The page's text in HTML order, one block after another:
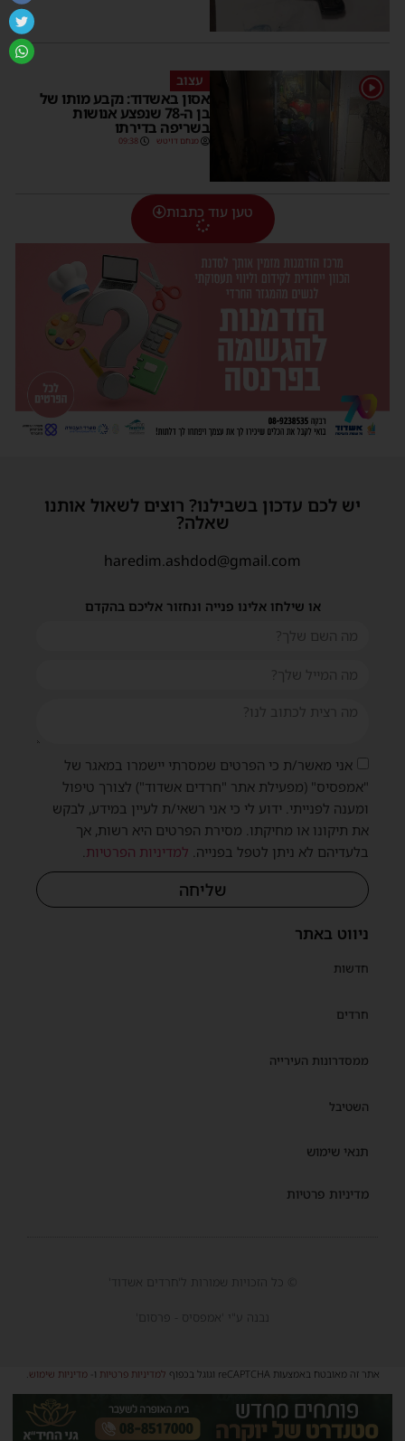
1 עצוב
אסון באשדוד: נקבע מותו של
בן ה-78 שנפצע אנושות
בשריפה בדירתו
מנחם דויטש 09:38
טען עוד כתבות
ניווט באתר
חדשות
חרדים
ממסדרונות העירייה
השטיבל
תנאי שימוש
מדיניות פרטיות
יש לכם עדכון בשבילנו? רוצים לשאול אותנו
שאלה?
haredim.ashdod@gmail.com
או שילחו אלינו פנייה ונחזור אליכם בהקדם
אני מאשר/ת כי הפרטים שמסרתי יישמרו במאגר של
"אמפסיס" (מפעילת אתר "חרדים אשדוד") לצורך טיפול
ומענה לפנייתי. ידוע לי כי אני רשאי/ת לעיין במידע, לבקש
את תיקונו או מחיקתו. מסירת הפרטים היא רשות, אך
בלעדיהם לא ניתן לטפל בפנייה. למדיניות הפרטיות
שליחה
© כל הזכויות שמורות ל'חרדים אשדוד'
נבנה ע"י 'אמפסיס - פרסום'
אתר זה מאובטח באמצעות reCAPTCHA וגוגל בכפוף למדיניות פרטיות ו-מדיניות שימוש